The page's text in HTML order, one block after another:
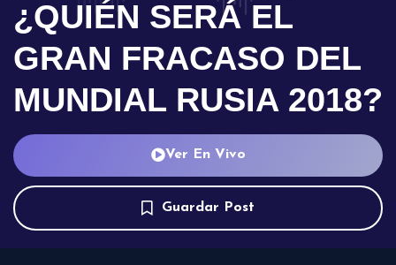
¿QUIÉN SERÁ EL
GRAN FRACASO DEL
MUNDIAL RUSIA 2018?
Ver En Vivo
Guardar Post